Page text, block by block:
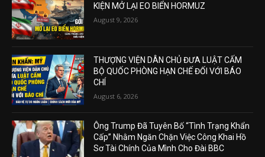
KIỆN MỞ LẠI EO BIỂN HORMUZ
August 9, 2026
THƯỢNG VIỆN DÂN CHỦ ĐƯA LUẬT CẤM
BỘ QUỐC PHÒNG HẠN CHẾ ĐỐI VỚI BÁO
CHÍ
August 6, 2026
Ông Trump Đã Tuyên Bố “Tình Trạng Khẩn
Cấp” Nhằm Ngăn Chặn Việc Công Khai Hồ
Sơ Tài Chính Của Mình Cho Đài BBC